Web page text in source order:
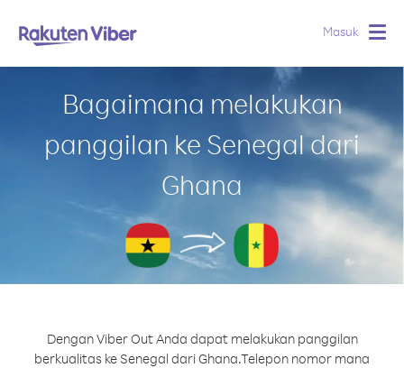
Masuk
Bagaimana melakukan
panggilan ke Senegal dari
Ghana
Dengan Viber Out Anda dapat melakukan panggilan
berkualitas ke Senegal dari Ghana.Telepon nomor mana